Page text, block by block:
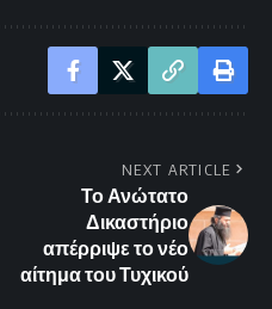
NEXT ARTICLE
Το Ανώτατο
Δικαστήριο
απέρριψε το νέο
αίτημα του Τυχικού